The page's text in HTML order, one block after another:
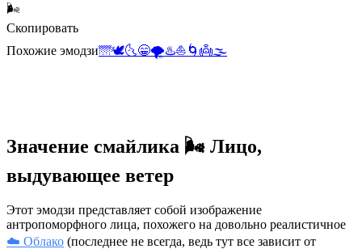
🌬️
Скопировать
Похожие эмодзи🌁🕊️🌜😁🌪️♨️⛵ 🌀 👼🌫️
Значение смайлика 🌬️ Лицо,
выдувающее ветер
Этот эмодзи представляет собой изображение
антропоморфного лица, похожего на довольно реалистичное
☁️ Облако (последнее не всегда, ведь тут все зависит от